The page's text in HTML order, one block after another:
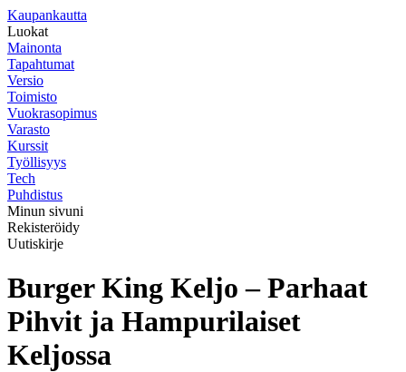
Kaupankautta
Luokat
Mainonta
Tapahtumat
Versio
Toimisto
Vuokrasopimus
Varasto
Kurssit
Työllisyys
Tech
Puhdistus
Minun sivuni
Rekisteröidy
Uutiskirje
Burger King Keljo – Parhaat
Pihvit ja Hampurilaiset
Keljossa